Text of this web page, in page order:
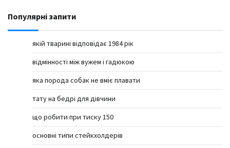
Популярні запити
якій тварині відповідає 1984 рік
відмінності між вужем і гадюкою
яка порода собак не вміє плавати
тату на бедрі для дівчини
що робити при тиску 150
основні типи стейкхолдерів